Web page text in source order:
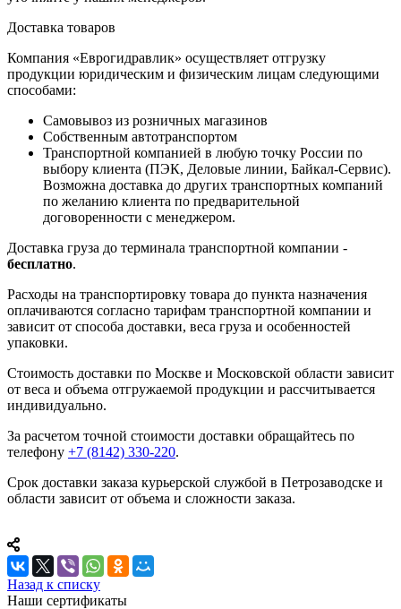
Доставка товаров
Компания «Еврогидравлик» осуществляет отгрузку
продукции юридическим и физическим лицам следующими
способами:
Самовывоз из розничных магазинов
Собственным автотранспортом
Транспортной компанией в любую точку России по
выбору клиента (ПЭК, Деловые линии, Байкал-Сервис).
Возможна доставка до других транспортных компаний
по желанию клиента по предварительной
договоренности с менеджером.
Доставка груза до терминала транспортной компании -
бесплатно.
Расходы на транспортировку товара до пункта назначения
оплачиваются согласно тарифам транспортной компании и
зависит от способа доставки, веса груза и особенностей
упаковки.
Стоимость доставки по Москве и Московской области зависит
от веса и объема отгружаемой продукции и рассчитывается
индивидуально.
За расчетом точной стоимости доставки обращайтесь по
телефону +7 (8142) 330-220.
Срок доставки заказа курьерской службой в Петрозаводске и
области зависит от объема и сложности заказа.
Назад к списку
Наши сертификаты